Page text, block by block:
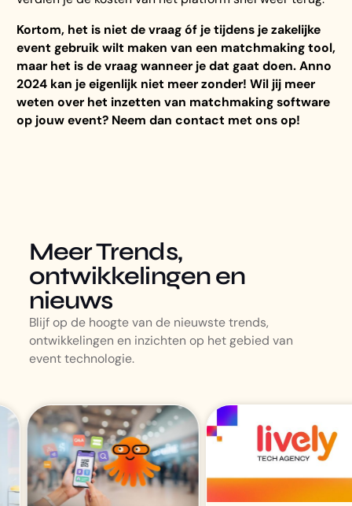
Kortom, het is niet de vraag óf je tijdens je zakelijke
event gebruik wilt maken van een matchmaking tool,
maar het is de vraag wanneer je dat gaat doen. Anno
2024 kan je eigenlijk niet meer zonder! Wil jij meer
weten over het inzetten van matchmaking software
op jouw event? Neem dan contact met ons op!
Meer Trends,
ontwikkelingen en
nieuws
Blijf op de hoogte van de nieuwste trends,
ontwikkelingen en inzichten op het gebied van
event technologie.